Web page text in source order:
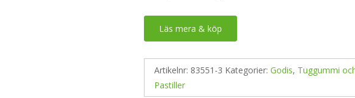
Läs mera & köp
Artikelnr: 83551-3 Kategorier:Godis, Tuggummi
Pastiller